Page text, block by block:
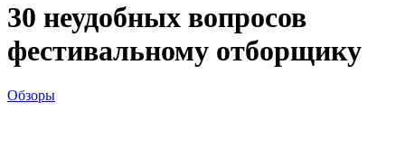
30 неудобных вопросов
фестивальному отборщику
Обзоры